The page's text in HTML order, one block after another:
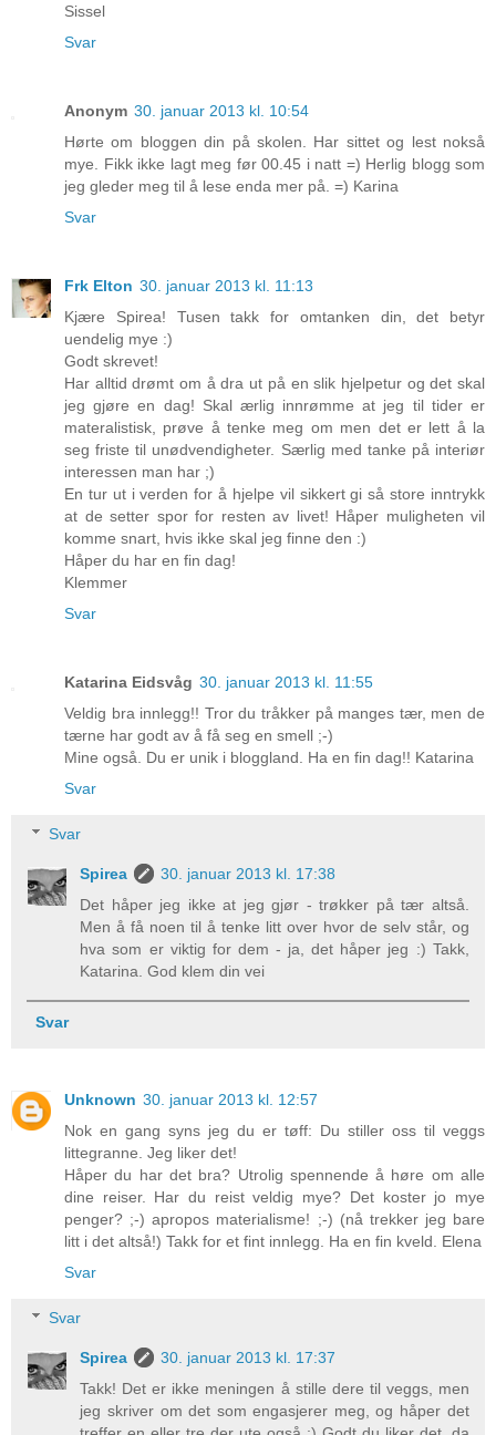
Sissel
Svar
Anonym 30. januar 2013 kl. 10:54
Hørte om bloggen din på skolen. Har sittet og lest nokså
mye. Fikk ikke lagt meg før 00.45 i natt =) Herlig blogg som
jeg gleder meg til å lese enda mer på. =) Karina
Svar
Frk Elton 30. januar 2013 kl. 11:13
Kjære Spirea! Tusen takk for omtanken din, det betyr
uendelig mye :)
Godt skrevet!
Har alltid drømt om å dra ut på en slik hjelpetur og det skal
jeg gjøre en dag! Skal ærlig innrømme at jeg til tider er
materalistisk, prøve å tenke meg om men det er lett å la
seg friste til unødvendigheter. Særlig med tanke på interiør
interessen man har ;)
En tur ut i verden for å hjelpe vil sikkert gi så store inntrykk
at de setter spor for resten av livet! Håper muligheten vil
komme snart, hvis ikke skal jeg finne den :)
Håper du har en fin dag!
Klemmer
Svar
Katarina Eidsvåg 30. januar 2013 kl. 11:55
Veldig bra innlegg!! Tror du tråkker på manges tær, men de
tærne har godt av å få seg en smell ;-)
Mine også. Du er unik i bloggland. Ha en fin dag!! Katarina
Svar
Svar
Spirea
30. januar 2013 kl. 17:38
Det håper jeg ikke at jeg gjør - trøkker på tær altså.
Men å få noen til å tenke litt over hvor de selv står, og
hva som er viktig for dem - ja, det håper jeg :) Takk,
Katarina. God klem din vei
Svar
Unknown 30. januar 2013 kl. 12:57
Nok en gang syns jeg du er tøff: Du stiller oss til veggs
littegranne. Jeg liker det!
Håper du har det bra? Utrolig spennende å høre om alle
dine reiser. Har du reist veldig mye? Det koster jo mye
penger? ;-) apropos materialisme! ;-) (nå trekker jeg bare
litt i det altså!) Takk for et fint innlegg. Ha en fin kveld. Elena
Svar
Svar
Spirea
30. januar 2013 kl. 17:37
Takk! Det er ikke meningen å stille dere til veggs, men
jeg skriver om det som engasjerer meg, og håper det